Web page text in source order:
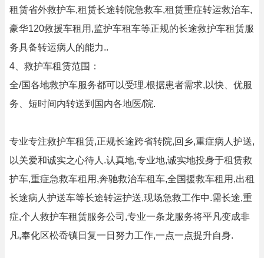
租赁省外救护车,租赁长途转院急救车,租赁重症转运救治车,
豪华120救援车租用,监护车租车等正规的长途救护车租赁服
务具备转运病人的能力..
4、救护车租赁范围：
全/国各地救护车服务都可以受理.根据患者需求,以快、优服
务、短时间内转送到国内各地医/院.
专业专注救护车租赁,正规长途跨省转院,回乡,重症病人护送,
以关爱和诚实之心待人.认真地,专业地,诚实地投身于租赁救
护车,重症急救车租用,奔驰救治车租车,全国援救车租用,出租
长途病人护送车等长途转运护送,现场急救工作中.需长途,重
症,个人救护车租赁服务公司,专业一条龙服务将平凡变成非
凡,奉化区松岙镇日复一日努力工作,一点一点提升自身.